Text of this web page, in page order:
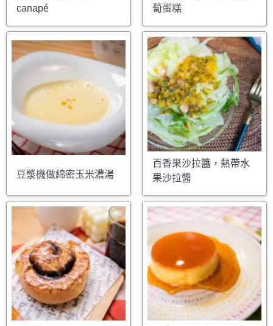
canapé
蔔蛋糕
豆漿機做綿密玉米濃湯
百香果沙拉醬，熱帶水
果沙拉醬